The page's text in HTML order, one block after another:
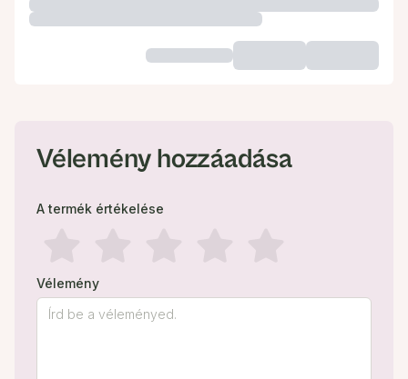
Vélemény hozzáadása
A termék értékelése
Vélemény